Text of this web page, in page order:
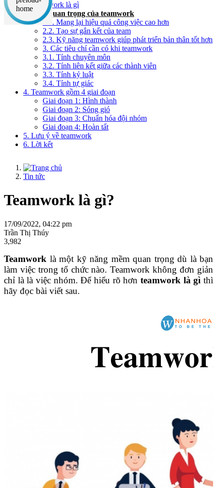
1. Teamwork là gì
2. Tầm quan trọng của teamwork
2.1. Mang lại hiệu quả công việc cao hơn
2.2. Tạo sự gắn kết của team
2.3. Kỹ năng teamwork giúp phát triển bản thân tốt hơn
3. Các tiêu chí cần có khi teamwork
3.1. Tính chuyên môn
3.2. Tính liên kết giữa các thành viên
3.3. Tính kỷ luật
3.4. Tính tự giác
4. Teamwork gồm 4 giai đoạn
Giai đoạn 1: Hình thành
Giai đoạn 2: Sóng gió
Giai đoạn 3: Chuẩn hóa đội nhóm
Giai đoạn 4: Hoàn tất
5. Lưu ý về teamwork
6. Lời kết
Tin tức
Teamwork là gì?
17/09/2022, 04:22 pm
Trần Thị Thúy
3,982
Teamwork là một kỹ năng mềm quan trọng dù là bạn
làm việc trong tổ chức nào. Teamwork không đơn giản
chỉ là là việc nhóm. Để hiểu rõ hơn teamwork là gì thì
hãy đọc bài viết sau.